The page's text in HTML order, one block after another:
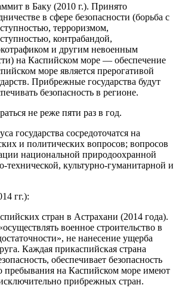
в Баку (2010 г.). Принято
в сфере безопасности (борьба с
терроризмом,
контрабандой,
и другим невоенным
на Каспийском море — обеспечение
море является прерогативой
Прибрежные государства будут
безопасность в регионе.
не реже пяти раз в год.
государства сосредоточатся на
и политических вопросов; вопросов
национальной природоохранной
технической, культурно-гуманитарной и
гг.):
стран в Астрахани (2014 года).
военное строительство в
не нанесение ущерба
Каждая прикаспийская страна
обеспечивает безопасность
пребывания на Каспийском море имеют
прибрежных стран.